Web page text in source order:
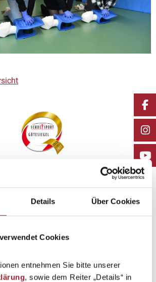
Details Über Cookies
Cookies
entnehmen Sie bitte unserer
, sowie dem Reiter „Details“ in